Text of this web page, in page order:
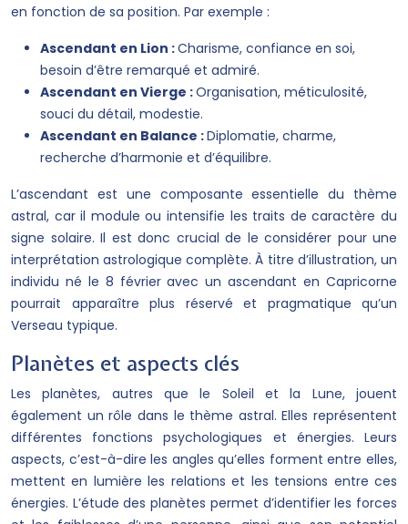
en fonction de sa position. Par exemple :
Ascendant en Lion :Charisme, confiance en soi,
besoin d’être remarqué et admiré.
Ascendant en Vierge :Organisation, méticulosité,
souci du détail, modestie.
Ascendant en Balance :Diplomatie, charme,
recherche d’harmonie et d’équilibre.
L’ascendant est une composante essentielle du thème
astral, car il module ou intensifie les traits de caractère du
signe solaire. Il est donc crucial de le considérer pour une
interprétation astrologique complète. À titre d’illustration, un
individu né le 8 février avec un ascendant en Capricorne
pourrait apparaître plus réservé et pragmatique qu’un
Verseau typique.
Planètes et aspects clés
Les planètes, autres que le Soleil et la Lune, jouent
également un rôle dans le thème astral. Elles représentent
différentes fonctions psychologiques et énergies. Leurs
aspects, c’est-à-dire les angles qu’elles forment entre elles,
mettent en lumière les relations et les tensions entre ces
énergies. L’étude des planètes permet d’identifier les forces